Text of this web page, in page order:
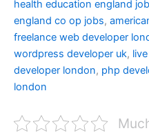
health education england
england co op jobs,
freelance web developer
wordpress developer uk,
developer london, php
london